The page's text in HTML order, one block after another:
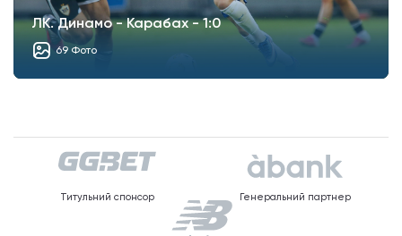
ЛК. Динамо - Карабах - 1:0
69 Фото
Титульний спонсор Генеральний партнер